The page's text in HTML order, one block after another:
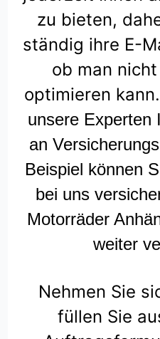
zu bieten,
ständig ihre E-
ob man
optimieren kann.
unsere Experten
an
Beispiel können
bei uns
Motorräder
weiter
Nehmen Sie
füllen Sie